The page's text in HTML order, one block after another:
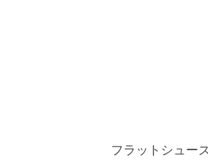
フラットシュー